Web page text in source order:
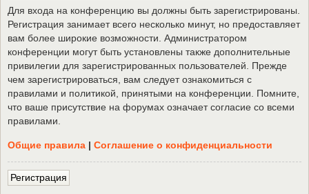
Для входа на конференцию вы должны быть зарегистрированы.
Регистрация занимает всего несколько минут, но предоставляет
вам более широкие возможности. Администратором
конференции могут быть установлены также дополнительные
привилегии для зарегистрированных пользователей. Прежде
чем зарегистрироваться, вам следует ознакомиться с
правилами и политикой, принятыми на конференции. Помните,
что ваше присутствие на форумах означает согласие со всеми
правилами.
Общие правила | Соглашение о конфиденциальности
Регистрация